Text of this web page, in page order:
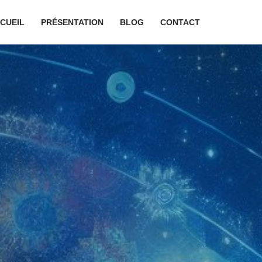
PRÉSENTATION BLOG CONTACT